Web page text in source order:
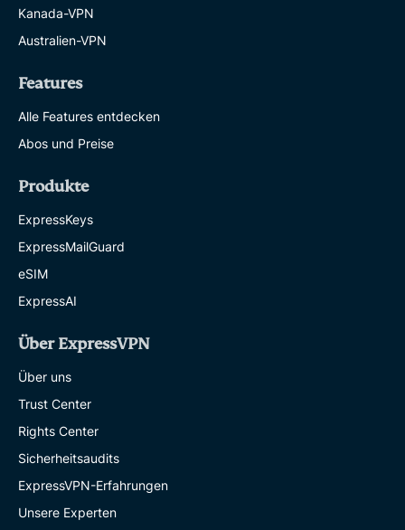
Kanada-VPN
Australien-VPN
Features
Alle Features entdecken
Abos und Preise
Produkte
ExpressKeys
ExpressMailGuard
eSIM
ExpressAI
Über ExpressVPN
Über uns
Trust Center
Rights Center
Sicherheitsaudits
ExpressVPN-Erfahrungen
Unsere Experten